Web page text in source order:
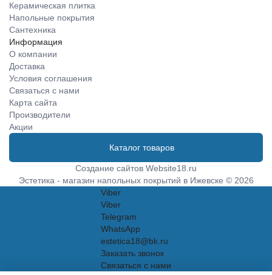
Керамическая плитка
Напольные покрытия
Сантехника
Информация
О компании
Доставка
Условия соглашения
Связаться с нами
Карта сайта
Производители
Акции
Каталог товаров
Создание сайтов Website18.ru
Эстетика - магазин напольных покрытий в Ижевске © 2026
Viber
Viber
Telegram
WhatsApp
estetica18@bk.ru
Заказать звонок
Связаться с нами